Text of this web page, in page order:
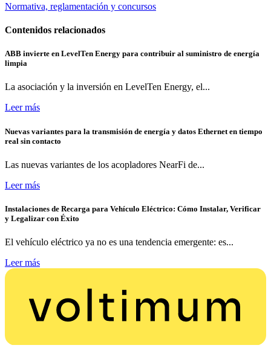
Normativa, reglamentación y concursos
Contenidos relacionados
ABB invierte en LevelTen Energy para contribuir al suministro de energía
limpia
La asociación y la inversión en LevelTen Energy, el...
Leer más
Nuevas variantes para la transmisión de energía y datos Ethernet en tiempo
real sin contacto
Las nuevas variantes de los acopladores NearFi de...
Leer más
Instalaciones de Recarga para Vehículo Eléctrico: Cómo Instalar, Verificar
y Legalizar con Éxito
El vehículo eléctrico ya no es una tendencia emergente: es...
Leer más